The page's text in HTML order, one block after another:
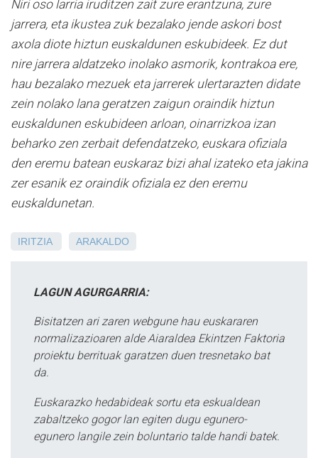
Niri oso larria iruditzen zait zure erantzuna, zure
jarrera, eta ikustea zuk bezalako jende askori bost
axola diote hiztun euskaldunen eskubideek. Ez dut
nire jarrera aldatzeko inolako asmorik, kontrakoa ere,
hau bezalako mezuek eta jarrerek ulertarazten didate
zein nolako lana geratzen zaigun oraindik hiztun
euskaldunen eskubideen arloan, oinarrizkoa izan
beharko zen zerbait defendatzeko, euskara ofiziala
den eremu batean euskaraz bizi ahal izateko eta jakina
zer esanik ez oraindik ofiziala ez den eremu
euskaldunetan.
IRITZIA ARAKALDO
LAGUN AGURGARRIA:
Bisitatzen ari zaren webgune hau euskararen
normalizazioaren alde Aiaraldea Ekintzen Faktoria
proiektu berrituak garatzen duen tresnetako bat
da.
Euskarazko hedabideak sortu eta eskualdean
zabaltzeko gogor lan egiten dugu egunero-
egunero langile zein boluntario talde handi batek.